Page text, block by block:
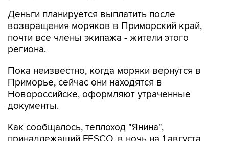
Деньги планируется выплатить после
возвращения моряков в Приморский край,
почти все члены экипажа - жители этого
региона.
Пока неизвестно, когда моряки вернутся в
Приморье, сейчас они находятся в
Новороссийске, оформляют утраченные
документы.
Как сообщалось, теплоход "Янина",